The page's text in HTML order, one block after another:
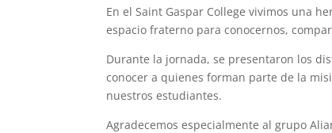
En el Saint Gaspar College vivimos una
espacio fraterno para conocernos,
Durante la jornada, se presentaron los
conocer a quienes forman parte de la
nuestros estudiantes.
Agradecemos especialmente al grupo